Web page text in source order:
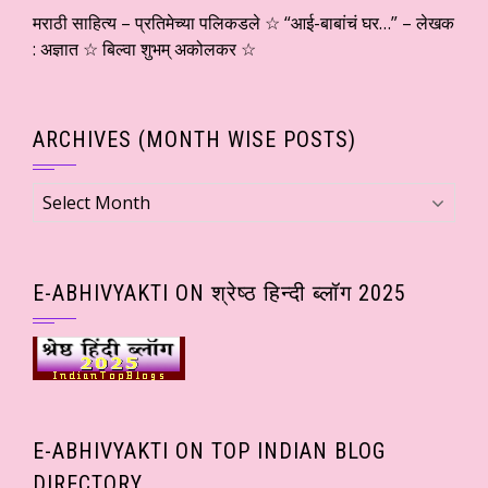
मराठी साहित्य – प्रतिमेच्या पलिकडले ☆ “आई-बाबांचं घर…” – लेखक
: अज्ञात ☆ बिल्वा शुभम् अकोलकर ☆
ARCHIVES (MONTH WISE POSTS)
Archives
(Month
E-ABHIVYAKTI ON श्रेष्ठ हिन्दी ब्लॉग 2025
E-ABHIVYAKTI ON TOP INDIAN BLOG